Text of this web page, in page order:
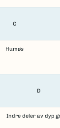
C
Humøs
D
Indre deler av dyp